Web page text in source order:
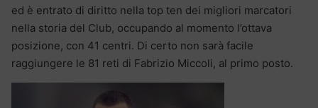
ed è entrato di diritto nella top ten dei migliori marcatori
nella storia del Club, occupando al momento l’ottava
posizione, con 41 centri. Di certo non sarà facile
raggiungere le 81 reti di Fabrizio Miccoli, al primo posto.